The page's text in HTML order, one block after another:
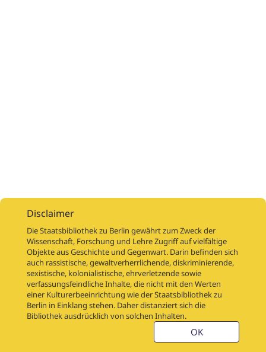
DigitalisierungsaufträgeÜberDigitalisierungsprojekteLinks
DigiworkflowWeitere digitalisierte Bestände
Kontakt
Nutzungsbedingungen
Startseite der SBB
Stabikat
Weitere Kataloge der SBB
Disclaimer
Die Staatsbibliothek zu Berlin gewährt zum Zweck der
Wissenschaft, Forschung und Lehre Zugriff auf vielfältige
Objekte aus Geschichte und Gegenwart. Darin befinden sich
auch rassistische, gewaltverherrlichende, diskriminierende,
sexistische, kolonialistische, ehrverletzende sowie
verfassungsfeindliche Inhalte, die nicht mit den Werten
einer Kulturerbeeinrichtung wie der Staatsbibliothek zu
Berlin in Einklang stehen. Daher distanziert sich die
Bibliothek ausdrücklich von solchen Inhalten.
OK